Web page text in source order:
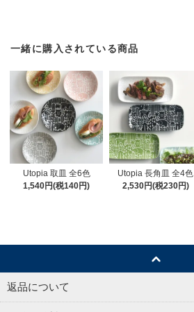
一緒に購入されている商品
Utopia 取皿 全6色
1,540円(税140円)
Utopia 長角皿 全4色
2,530円(税230円)
返品について